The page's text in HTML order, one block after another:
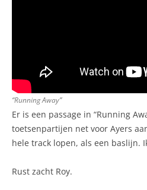
“Running Away”
Er is een passage in “Running
toetsenpartijen net voor Ayers
hele track lopen, als een baslijn.
Rust zacht Roy.